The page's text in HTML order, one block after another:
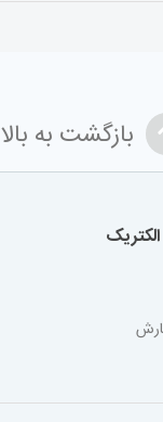
بازگشت به بالا